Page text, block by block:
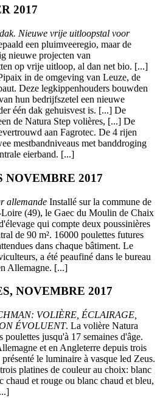
2017
Nieuwe vrije uitloopstal voor
een pluimveeregio, maar de
nieuwe projecten van
op vrije uitloop, al dan net bio. [...]
in de omgeving van Leuze, de
Deze legkippenhouders bouwden
hun bedrijfszetel een nieuwe
één dak gehuisvest is. [...] De
de Natura Step volières, [...] De
aan Fagrotec. De 4 rijen
mestbandniveaus met banddroging
eierband. [...]
2017
allemande Installé sur la commune de
(49), le Gaec du Moulin de Chaix
qui compte deux poussinières
de 90 m². 16000 poulettes futures
dans chaque bâtiment. Le
a été peaufiné dans le bureau
Allemagne. [...]
NOVEMBRE 2017
VOLIÈRE, ÉCLAIRAGE,
ÉVOLUENT. La volière Natura
poulettes jusqu'à 17 semaines d'âge.
et en Angleterre depuis trois
le luminaire à vasque led Zeus.
platines de couleur au choix: blanc
chaud et rouge ou blanc chaud et bleu,